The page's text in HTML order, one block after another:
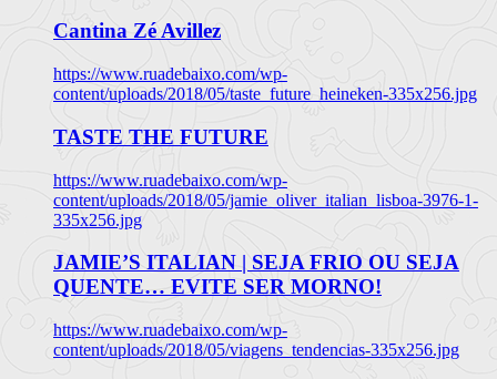
Cantina Zé Avillez
https://www.ruadebaixo.com/wp-
content/uploads/2018/05/taste_future_heineken-335x256.jpg
TASTE THE FUTURE
https://www.ruadebaixo.com/wp-
content/uploads/2018/05/jamie_oliver_italian_lisboa-3976-1-
335x256.jpg
JAMIE’S ITALIAN | SEJA FRIO OU SEJA
QUENTE… EVITE SER MORNO!
https://www.ruadebaixo.com/wp-
content/uploads/2018/05/viagens_tendencias-335x256.jpg